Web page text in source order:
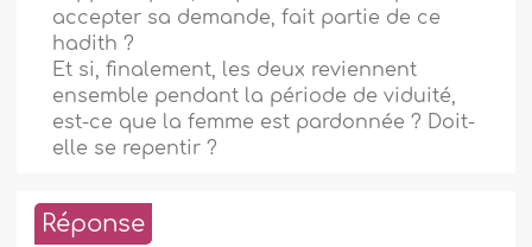
accepter sa demande, fait partie de ce
hadith ?
Et si, finalement, les deux reviennent
ensemble pendant la période de viduité,
est-ce que la femme est pardonnée ? Doit-
elle se repentir ?
Réponse